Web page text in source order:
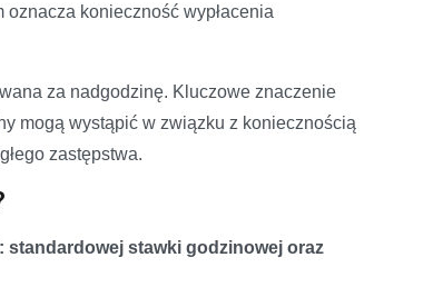
konieczność wypłacenia
za nadgodzinę. Kluczowe znaczenie
mogą wystąpić w związku z koniecznością
zastępstwa.
standardowej stawki godzinowej oraz